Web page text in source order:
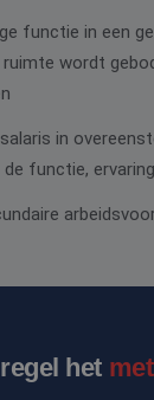
functie in een
ruimte wordt
in
de functie,
het